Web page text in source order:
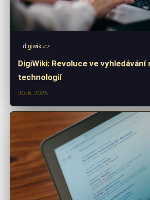
digiwiki.cz
DigiWiki: Revoluce ve
technologií
30. 6. 2026